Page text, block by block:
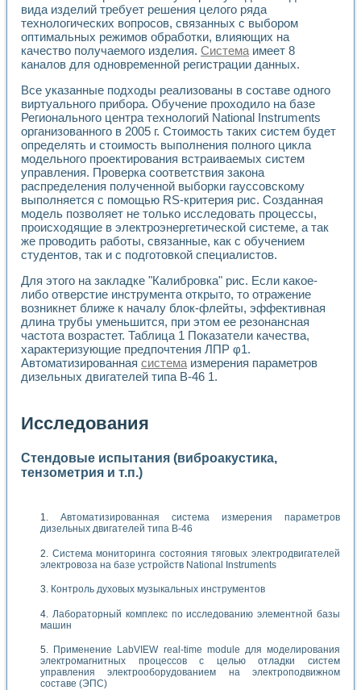
вида изделий требует решения целого ряда
технологических вопросов, связанных с выбором
оптимальных режимов обработки, влияющих на
качество получаемого изделия. Системаимеет 8
каналов для одновременной регистрации данных.
Все указанные подходы реализованы в составе одного
виртуального прибора. Обучение проходило на базе
Регионального центра технологий National Instruments
организованного в 2005 г. Стоимость таких систем будет
определять и стоимость выполнения полного цикла
модельного проектирования встраиваемых систем
управления. Проверка соответствия закона
распределения полученной выборки гауссовскому
выполняется с помощью RS-критерия рис. Созданная
модель позволяет не только исследовать процессы,
происходящие в электроэнергетической системе, а так
же проводить работы, связанные, как с обучением
студентов, так и с подготовкой специалистов.
Для этого на закладке "Калибровка" рис. Если какое-
либо отверстие инструмента открыто, то отражение
возникнет ближе к началу блок-флейты, эффективная
длина трубы уменьшится, при этом ее резонансная
частота возрастет. Таблица 1 Показатели качества,
характеризующие предпочтения ЛПР φ1.
Автоматизированная системаизмерения параметров
дизельных двигателей типа В-46 1.
Исследования
Стендовые испытания (виброакустика,
тензометрия и т.п.)
Автоматизированная система измерения параметров
дизельных двигателей типа В-46
Система мониторинга состояния тяговых электродвигателей
электровоза на базе устройств National Instruments
Контроль духовых музыкальных инструментов
Лабораторный комплекс по исследованию элементной базы
машин
Применение LabVIEW real-time module для моделирования
электромагнитных процессов с целью отладки систем
управления электрооборудованием на электроподвижном
составе (ЭПС)